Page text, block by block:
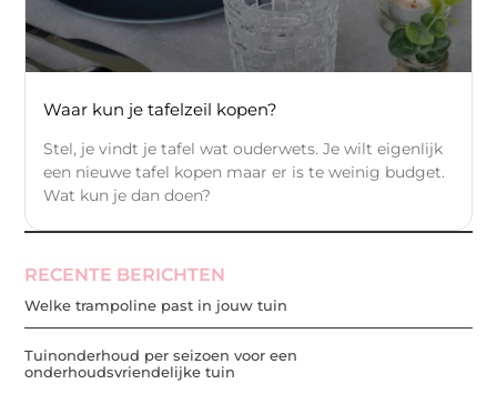
Waar kun je tafelzeil kopen?
Stel, je vindt je tafel wat ouderwets. Je wilt eigenlijk
een nieuwe tafel kopen maar er is te weinig budget.
Wat kun je dan doen?
RECENTE BERICHTEN
Welke trampoline past in jouw tuin
Tuinonderhoud per seizoen voor een
onderhoudsvriendelijke tuin